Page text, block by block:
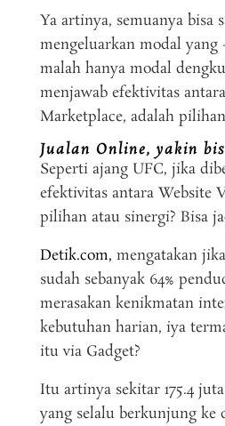
Ya artinya, semuanya bisa
mengeluarkan modal yang
malah hanya modal
menjawab efektivitas
Marketplace, adalah
Jualan Online, yakin
Seperti ajang UFC, jika
efektivitas antara Website
pilihan atau sinergi? Bisa
Detik.com, mengatakan
sudah sebanyak 64%
merasakan kenikmatan
kebutuhan harian, iya
itu via Gadget?
Itu artinya sekitar 175.4
yang selalu berkunjung ke